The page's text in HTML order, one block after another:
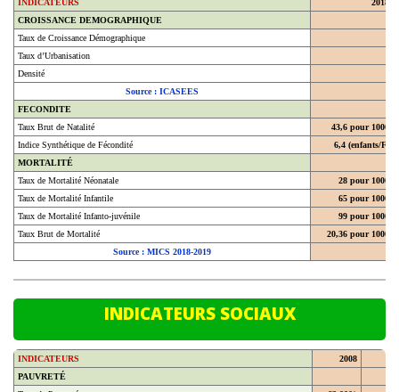
CROISSANCE DEMOGRAPHIQUE
Taux de Croissance Démographique
Taux d’Urbanisation
Densité
Source : ICASEES
FECONDITE
Taux Brut de Natalité
43,6 pour 1000
Indice Synthétique de Fécondité
6,4 (enfants/F)
MORTALITÉ
Taux de Mortalité Néonatale
28 pour 1000
Taux de Mortalité Infantile
65 pour 1000
Taux de Mortalité Infanto-juvénile
99 pour 1000
Taux Brut de Mortalité
20,36 pour 1000
Source : MICS 2018-2019
INDICATEURS SOCIAUX
INDICATEURS 2008
PAUVRETÉ
Taux de Pauvreté
62,00%